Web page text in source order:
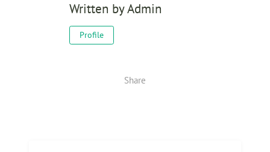
Written byAdmin
Profile
Share